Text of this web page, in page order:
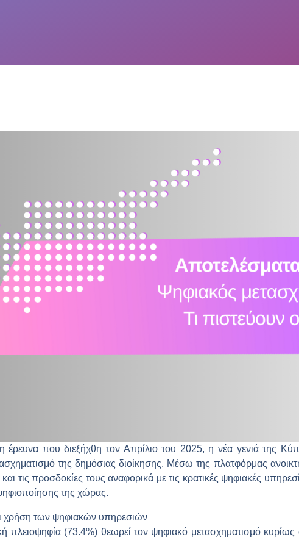
έρευνα που διεξήχθη τον Απρίλιο του 2025, η νέα γενιά της
της δημόσιας διοίκησης. Μέσω της πλατφόρμας
και τις προσδοκίες τους αναφορικά με τις κρατικές ψηφιακές
της χώρας.
χρήση των ψηφιακών υπηρεσιών
πλειοψηφία (73.4%) θεωρεί τον ψηφιακό μετασχηματισμό